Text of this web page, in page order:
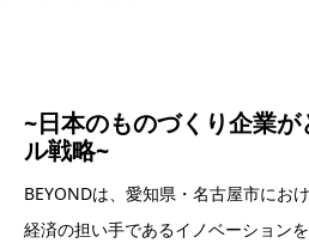
~日本のものづくり企業
ル戦略~
BEYONDは、愛知県・名古屋市にお
経済の担い⼿であるイノベーション